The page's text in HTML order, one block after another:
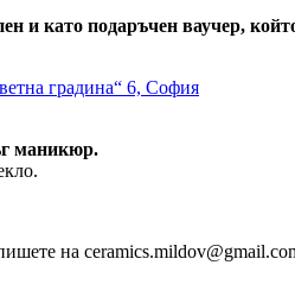
и като подаръчен ваучер,
градина“ 6, София
маникюр.
на